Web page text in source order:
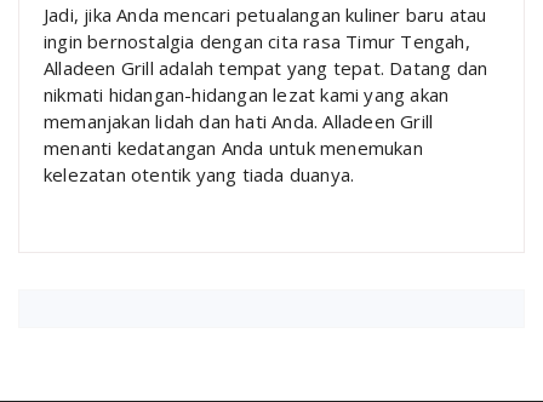
Jadi, jika Anda mencari petualangan kuliner baru atau
ingin bernostalgia dengan cita rasa Timur Tengah,
Alladeen Grill adalah tempat yang tepat. Datang dan
nikmati hidangan-hidangan lezat kami yang akan
memanjakan lidah dan hati Anda. Alladeen Grill
menanti kedatangan Anda untuk menemukan
kelezatan otentik yang tiada duanya.